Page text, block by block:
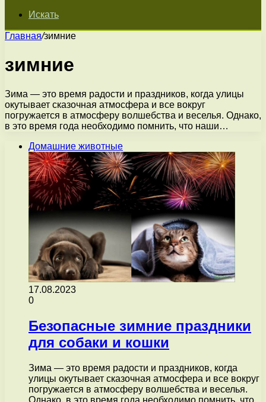
Искать
Главная/зимние
зимние
Зима — это время радости и праздников, когда улицы
окутывает сказочная атмосфера и все вокруг
погружается в атмосферу волшебства и веселья. Однако,
в это время года необходимо помнить, что наши…
Домашние животные
17.08.2023
0
Безопасные зимние праздники
для собаки и кошки
Зима — это время радости и праздников, когда
улицы окутывает сказочная атмосфера и все вокруг
погружается в атмосферу волшебства и веселья.
Однако, в это время года необходимо помнить, что